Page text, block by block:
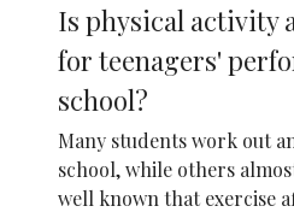
Is physical activity
for teenagers'
school?
Many students work out
school, while others
well known that exercise